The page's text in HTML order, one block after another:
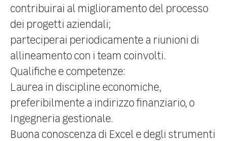
contribuirai al miglioramento del processo
dei progetti aziendali;
parteciperai periodicamente a riunioni di
allineamento con i team coinvolti.
Qualifiche e competenze:
Laurea in discipline economiche,
preferibilmente a indirizzo finanziario, o
Ingegneria gestionale.
Buona conoscenza di Excel e degli strumenti